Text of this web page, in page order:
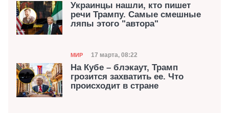
Украинцы нашли, кто пишет
речи Трампу. Самые смешные
ляпы этого "автора"
Категория
МИР Дата публикации
17 марта, 08:22
На Кубе – блэкаут, Трамп
грозится захватить ее. Что
происходит в стране